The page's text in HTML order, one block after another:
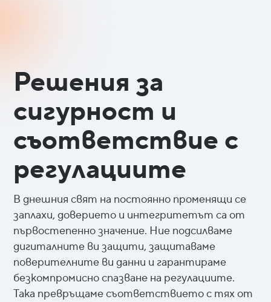
Решения за
сигурност и
съответствие с
регулациите
В днешния свят на постоянно променящи се
заплахи, доверието и интегритетът са от
първостепенно значение. Ние подсилваме
дигиталните ви защити, защитаваме
поверителните ви данни и гарантираме
безкомпромисно спазване на регулациите.
Така превръщаме съответствието с тях от